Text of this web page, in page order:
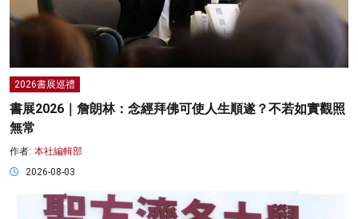
2026書展巡禮
書展2026｜詹朗林：念經拜佛可使人生順遂？不若如實觀照
無常
作者: 本社編輯部
2026-08-03